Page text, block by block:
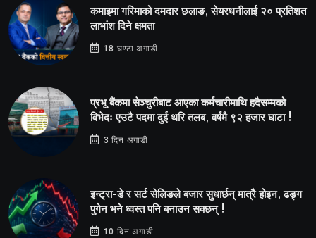
कमाइमा गरिमाको दमदार छलाङ, सेयरधनीलाई २० प्रतिशत
लाभांश दिने क्षमता
18 घण्टा अगाडी
प्रभू बैंकमा सेञ्चुरीबाट आएका कर्मचारीमाथि हदैसम्मको
विभेदः एउटै पदमा दुई थरि तलब, वर्षमै ९२ हजार घाटा !
3 दिन अगाडी
इन्ट्रा-डे र सर्ट सेलिङले बजार सुधार्छन् मात्रै होइन, ढङ्ग
पुगेन भने ध्वस्त पनि बनाउन सक्छन् !
10 दिन अगाडी